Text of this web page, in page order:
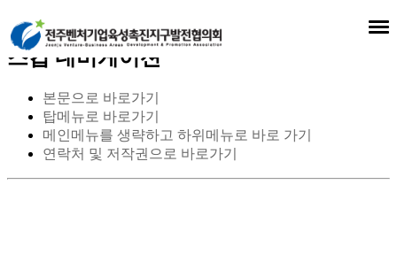
스킵 네비게이션
본문으로 바로가기
탑메뉴로 바로가기
메인메뉴를 생략하고 하위메뉴로 바로 가기
연락처 및 저작권으로 바로가기